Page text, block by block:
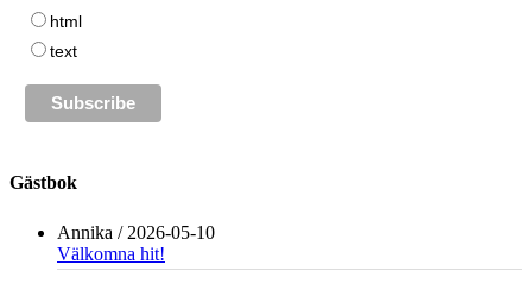
html
text
Gästbok
Annika / 2026-05-10
Välkomna hit!